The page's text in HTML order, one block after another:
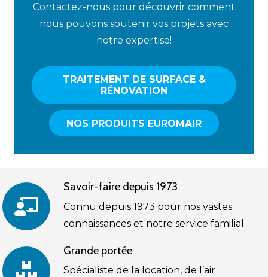
Contactez-nous pour découvrir comment
nous pouvons soutenir vos projets avec
notre expertise!
TRAITEMENT DE SURFACE &
RÉNOVATION
NOS PRODUITS EUROMAIR
Savoir-faire depuis 1973
Connu depuis 1973 pour nos vastes
connaissances et notre service familial
Grande portée
Spécialiste de la location, de l’air